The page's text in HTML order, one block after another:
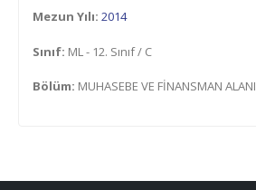
Mezun Yılı: 2014
Sınıf: ML - 12. Sınıf / C
Bölüm: MUHASEBE VE FİNANSMAN ALANI